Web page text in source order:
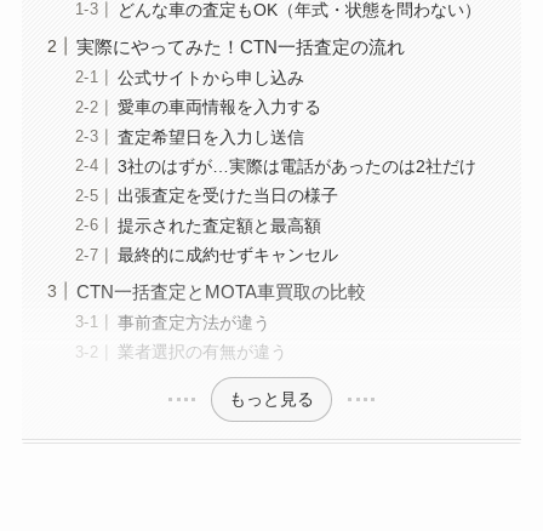
どんな車の査定もOK（年式・状態を問わない）
実際にやってみた！CTN一括査定の流れ
公式サイトから申し込み
愛車の車両情報を入力する
査定希望日を入力し送信
3社のはずが…実際は電話があったのは2社だけ
出張査定を受けた当日の様子
提示された査定額と最高額
最終的に成約せずキャンセル
CTN一括査定とMOTA車買取の比較
事前査定方法が違う
業者選択の有無が違う
もっと見る